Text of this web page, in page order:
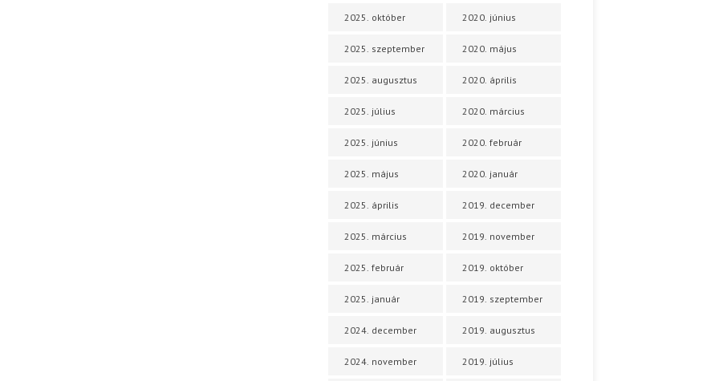
2025. október
2025. szeptember
2025. augusztus
2025. július
2025. június
2025. május
2025. április
2025. március
2025. február
2025. január
2024. december
2024. november
2020. június
2020. május
2020. április
2020. március
2020. február
2020. január
2019. december
2019. november
2019. október
2019. szeptember
2019. augusztus
2019. július